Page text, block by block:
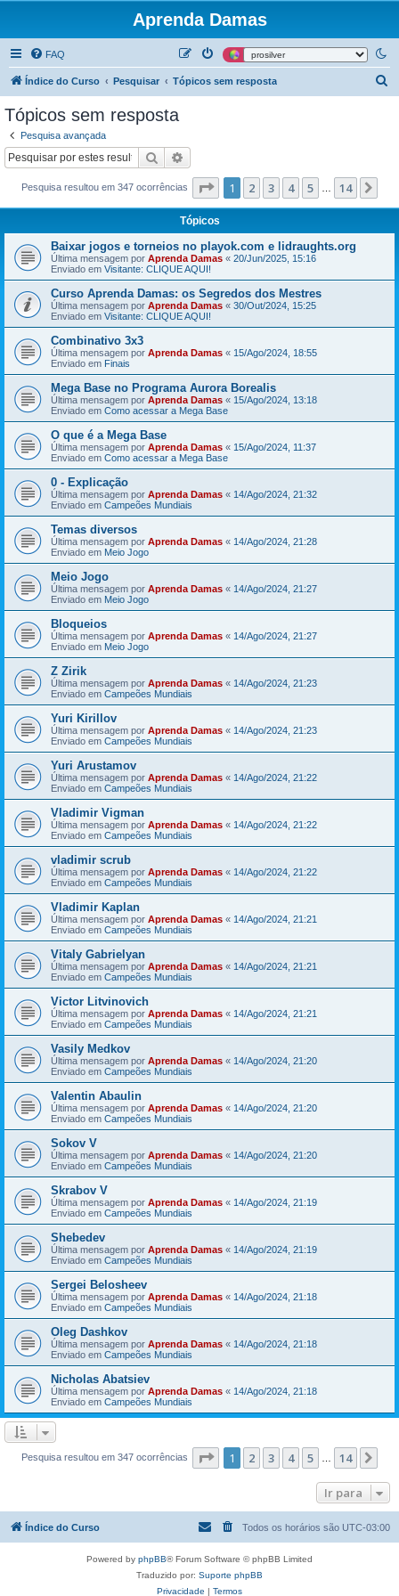
Aprenda Damas
FAQ
Índice do Curso Pesquisar Tópicos sem resposta
s
Tópicos sem resposta
Pesquisa avançada
Pesquisar
Pesquisa resultou em 347 ocorrências Página de 14
1 2 3 4 5 14
Tópicos
Baixar jogos e torneios no playok.com e lidraughts.org
Última mensagem por Aprenda Damas « 20/Jun/2025, 15:16
Enviado em Visitante: CLIQUE AQUI!
Curso Aprenda Damas: os Segredos dos Mestres
Última mensagem por Aprenda Damas « 30/Out/2024, 15:25
Enviado em Visitante: CLIQUE AQUI!
Combinativo 3x3
Última mensagem por Aprenda Damas « 15/Ago/2024, 18:55
Enviado em Finais
Mega Base no Programa Aurora Borealis
Última mensagem por Aprenda Damas « 15/Ago/2024, 13:18
Enviado em Como acessar a Mega Base
O que é a Mega Base
Última mensagem por Aprenda Damas « 15/Ago/2024, 11:37
Enviado em Como acessar a Mega Base
0 - Explicação
Última mensagem por Aprenda Damas « 14/Ago/2024, 21:32
Enviado em Campeões Mundiais
Temas diversos
Última mensagem por Aprenda Damas « 14/Ago/2024, 21:28
Enviado em Meio Jogo
Meio Jogo
Última mensagem por Aprenda Damas « 14/Ago/2024, 21:27
Enviado em Meio Jogo
Bloqueios
Última mensagem por Aprenda Damas « 14/Ago/2024, 21:27
Enviado em Meio Jogo
Z Zirik
Última mensagem por Aprenda Damas « 14/Ago/2024, 21:23
Enviado em Campeões Mundiais
Yuri Kirillov
Última mensagem por Aprenda Damas « 14/Ago/2024, 21:23
Enviado em Campeões Mundiais
Yuri Arustamov
Última mensagem por Aprenda Damas « 14/Ago/2024, 21:22
Enviado em Campeões Mundiais
Vladimir Vigman
Última mensagem por Aprenda Damas « 14/Ago/2024, 21:22
Enviado em Campeões Mundiais
vladimir scrub
Última mensagem por Aprenda Damas « 14/Ago/2024, 21:22
Enviado em Campeões Mundiais
Vladimir Kaplan
Última mensagem por Aprenda Damas « 14/Ago/2024, 21:21
Enviado em Campeões Mundiais
Vitaly Gabrielyan
Última mensagem por Aprenda Damas « 14/Ago/2024, 21:21
Enviado em Campeões Mundiais
Victor Litvinovich
Última mensagem por Aprenda Damas « 14/Ago/2024, 21:21
Enviado em Campeões Mundiais
Vasily Medkov
Última mensagem por Aprenda Damas « 14/Ago/2024, 21:20
Enviado em Campeões Mundiais
Valentin Abaulin
Última mensagem por Aprenda Damas « 14/Ago/2024, 21:20
Enviado em Campeões Mundiais
Sokov V
Última mensagem por Aprenda Damas « 14/Ago/2024, 21:20
Enviado em Campeões Mundiais
Skrabov V
Última mensagem por Aprenda Damas « 14/Ago/2024, 21:19
Enviado em Campeões Mundiais
Shebedev
Última mensagem por Aprenda Damas « 14/Ago/2024, 21:19
Enviado em Campeões Mundiais
Sergei Belosheev
Última mensagem por Aprenda Damas « 14/Ago/2024, 21:18
Enviado em Campeões Mundiais
Oleg Dashkov
Última mensagem por Aprenda Damas « 14/Ago/2024, 21:18
Enviado em Campeões Mundiais
Nicholas Abatsiev
Última mensagem por Aprenda Damas « 14/Ago/2024, 21:18
Enviado em Campeões Mundiais
Pesquisa resultou em 347 ocorrências Página de 14
1 2 3 4 5 14
Ir para
Índice do Curso Todos os horários são UTC-03:00
Powered by phpBB® Forum Software © phpBB Limited
Traduzido por: Suporte phpBB
Privacidade | Termos